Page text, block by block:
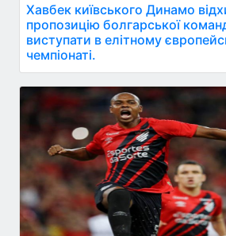
Хавбек київського Динамо
пропозицію болгарської
виступати в елітному
чемпіонаті.